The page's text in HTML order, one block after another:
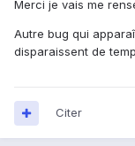
Merci je vais me
Autre bug qui
disparaissent de
Citer